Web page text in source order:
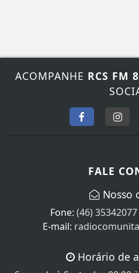
ACOMPANHE RCS FM
FALE
Nosso
Fone: (46) 35342077
E-mail:
Horário de